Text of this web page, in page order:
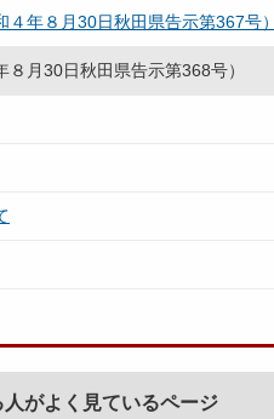
年８月30日秋田県告示第367号）
月30日秋田県告示第368号）
がよく見ているページ